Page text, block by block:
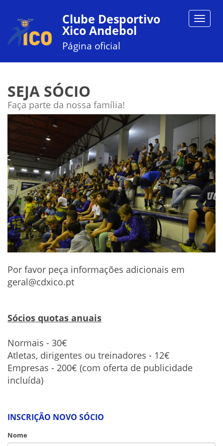
Toggle
Clube Desportivo
Xico Andebol
Página oficial
SEJA SÓCIO
Faça parte da nossa família!
Por favor peça informações adicionais em
geral@cdxico.pt
Sócios quotas anuais
Normais - 30€
Atletas, dirigentes ou treinadores - 12€
Empresas - 200€ (com oferta de publicidade
incluída)
INSCRIÇÃO NOVO SÓCIO
Nome